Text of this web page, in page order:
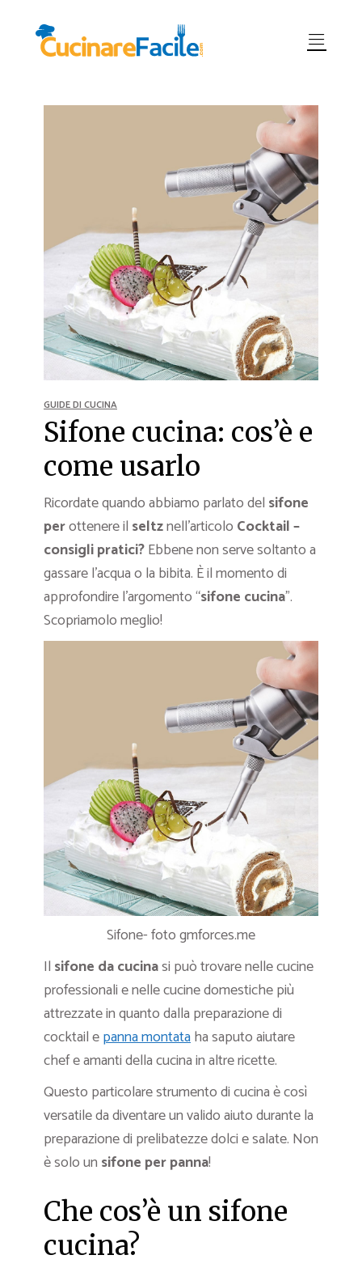
GUIDE DI CUCINA
Sifone cucina: cos’è e
come usarlo
Ricordate quando abbiamo parlato del sifone
perottenere il seltznell’articolo Cocktail –
consigli pratici?Ebbene non serve soltanto a
gassare l’acqua o la bibita. È il momento di
approfondire l’argomento “sifone cucina”.
Scopriamolo meglio!
Sifone- foto gmforces.me
Il sifone da cucinasi può trovare nelle cucine
professionali e nelle cucine domestiche più
attrezzate in quanto dalla preparazione di
cocktail epanna montataha saputo aiutare
chef e amanti della cucina in altre ricette.
Questo particolare strumento di cucina è così
versatile da diventare un valido aiuto durante la
preparazione di prelibatezze dolci e salate. Non
è solo un sifone per panna!
Che cos’è un sifone
cucina?